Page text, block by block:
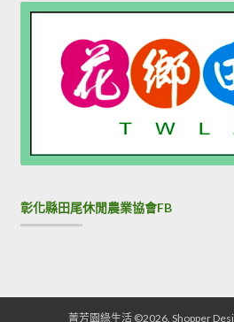
彰化縣田尾休閒農業協會FB
菁芳園綠生活 ©2026. Shopper